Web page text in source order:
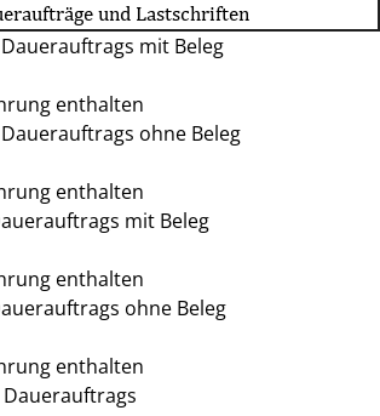
und Lastschriften
mit Beleg
enthalten
ohne Beleg
enthalten
mit Beleg
enthalten
ohne Beleg
enthalten